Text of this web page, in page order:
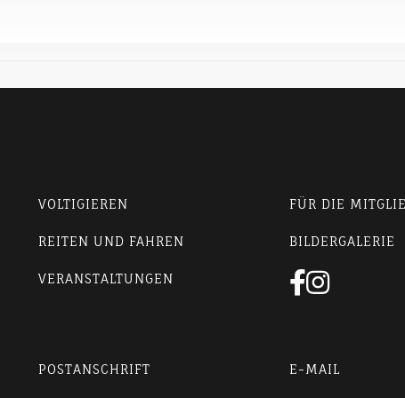
VOLTIGIEREN
REITEN UND FAHREN
VERANSTALTUNGEN
FÜR DIE
BILDERGALERIE

POSTANSCHRIFT E-MAIL